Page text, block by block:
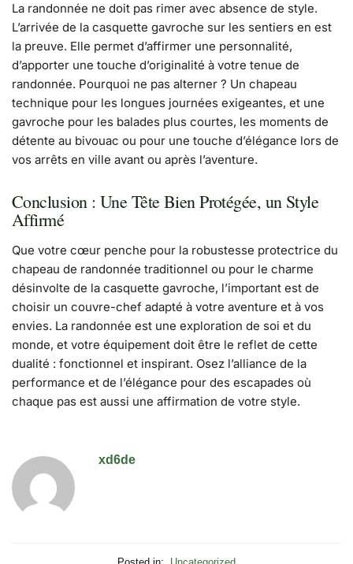
La randonnée ne doit pas rimer avec absence de style.
L’arrivée de la casquette gavroche sur les sentiers en est
la preuve. Elle permet d’affirmer une personnalité,
d’apporter une touche d’originalité à votre tenue de
randonnée. Pourquoi ne pas alterner ? Un chapeau
technique pour les longues journées exigeantes, et une
gavroche pour les balades plus courtes, les moments de
détente au bivouac ou pour une touche d’élégance lors de
vos arrêts en ville avant ou après l’aventure.
Conclusion : Une Tête Bien Protégée, un Style
Affirmé
Que votre cœur penche pour la robustesse protectrice du
chapeau de randonnée traditionnel ou pour le charme
désinvolte de la casquette gavroche, l’important est de
choisir un couvre-chef adapté à votre aventure et à vos
envies. La randonnée est une exploration de soi et du
monde, et votre équipement doit être le reflet de cette
dualité : fonctionnel et inspirant. Osez l’alliance de la
performance et de l’élégance pour des escapades où
chaque pas est aussi une affirmation de votre style.
xd6de